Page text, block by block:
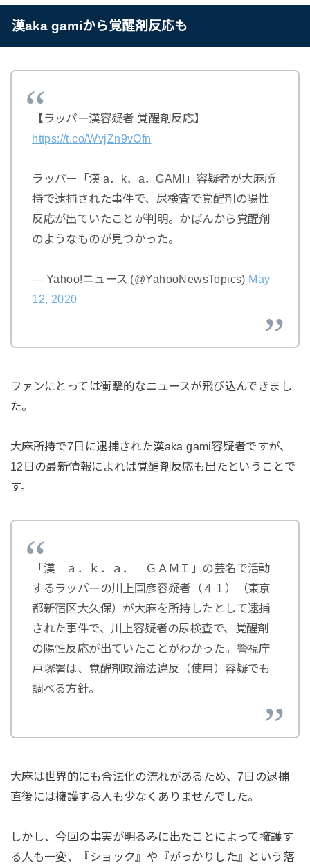
漢aka gamiから覚醒剤反応も
【ラッパー漢容疑者 覚醒剤反応】
https://t.co/WvjZn9vOfn
ラッパー「漢 a．k．a．GAMI」容疑者が大麻所
持で逮捕された事件で、尿検査で覚醒剤の陽性
反応が出ていたことが判明。かばんから覚醒剤
のようなものが見つかった。
— Yahoo!ニュース (@YahooNewsTopics) May
12, 2020
ファンにとっては衝撃的なニュースが飛び込んできまし
た。
大麻所持で7日に逮捕された漢aka gami容疑者ですが、
12日の最新情報によれば覚醒剤反応も出たということで
す。
「漢 ａ．ｋ．ａ． ＧＡＭＩ」の芸名で活動
するラッパーの川上国彦容疑者（４１）（東京
都新宿区大久保）が大麻を所持したとして逮捕
された事件で、川上容疑者の尿検査で、覚醒剤
の陽性反応が出ていたことがわかった。警視庁
戸塚署は、覚醒剤取締法違反（使用）容疑でも
調べる方針。
大麻は世界的にも合法化の流れがあるため、7日の逮捕
直後には擁護する人も少なくありませんでした。
しかし、今回の事実が明るみに出たことによって擁護す
る人も一変、『ショック』や『がっかりした』という落